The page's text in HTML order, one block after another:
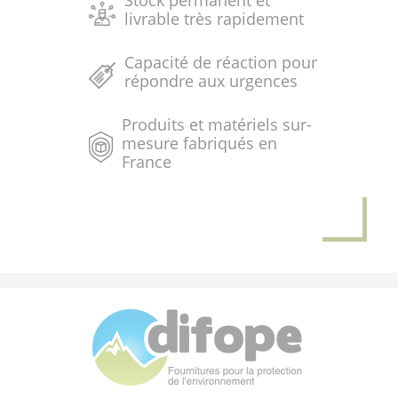
livrable très rapidement
Capacité de réaction pour
répondre aux urgences
Produits et matériels sur-
mesure fabriqués en
France